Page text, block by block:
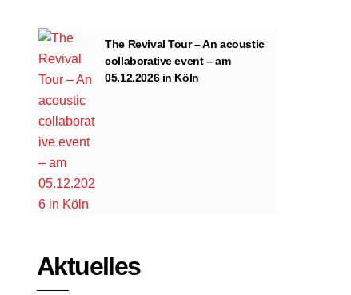
The Revival Tour – An acoustic
collaborative event – am
05.12.2026 in Köln
Aktuelles